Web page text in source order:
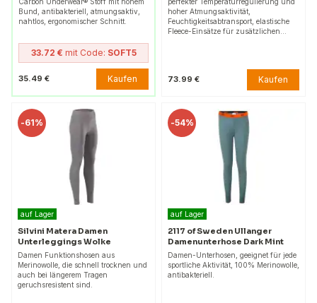
Bund, antibakteriell, atmungsaktiv,
nahtlos, ergonomischer Schnitt.
33.72 € mit Code: SOFT5
35.49 € Kaufen
hoher Atmungsaktivität,
Feuchtigkeitsabtransport, elastische
Fleece-Einsätze für zusätzlichen…
73.99 € Kaufen
-61%
auf Lager
Silvini Matera Damen
Unterleggings Wolke
Damen Funktionshosen aus
Merinowolle, die schnell trocknen und
auch bei längerem Tragen
geruchsresistent sind.
-54%
auf Lager
2117 of Sweden Ullanger
Damenunterhose Dark Mint
Damen-Unterhosen, geeignet für jede
sportliche Aktivität, 100% Merinowolle,
antibakteriell.